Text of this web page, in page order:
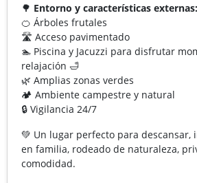
🌳 Entorno y características externas:
🍊 Árboles frutales
🛣️ Acceso pavimentado
🏊 Piscina y Jacuzzi para disfrutar
relajación 🛁
🌿 Amplias zonas verdes
🏕️ Ambiente campestre y natural
🔒 Vigilancia 24/7
💚 Un lugar perfecto para
en familia, rodeado de naturaleza,
comodidad.